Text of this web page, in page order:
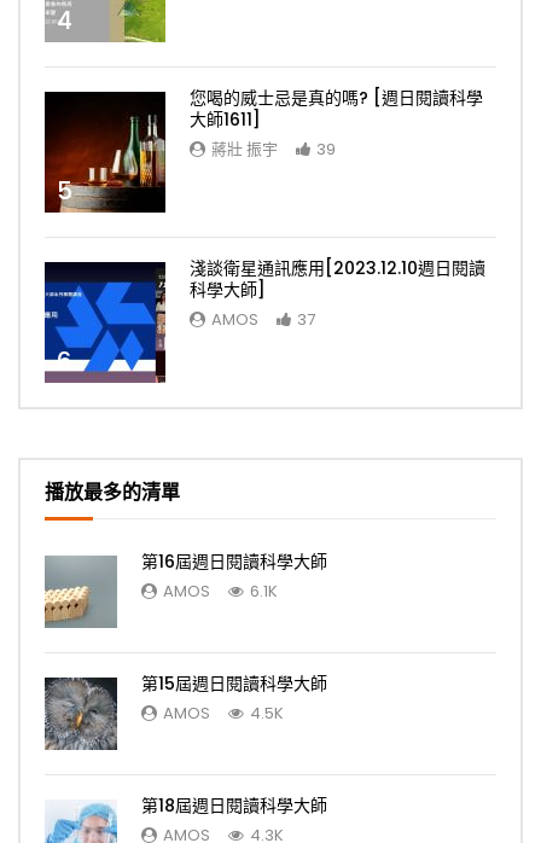
4
5
您喝的威士忌是真的嗎? [週日閱讀科學
大師1611]
蔣壯 振宇 39
6
淺談衛星通訊應用[2023.12.10週日閱讀
科學大師]
AMOS 37
播放最多的清單
第16屆週日閱讀科學大師
AMOS 6.1K
第15屆週日閱讀科學大師
AMOS 4.5K
第18屆週日閱讀科學大師
AMOS 4.3K